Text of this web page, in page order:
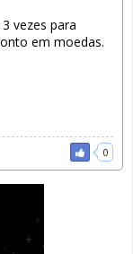
vezes para
em moedas.
0